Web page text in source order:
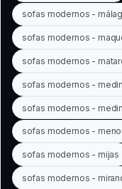
sofas modernos -
sofas modernos -
sofas modernos -
sofas modernos -
sofas modernos -
sofas modernos -
sofas modernos - mijas
sofas modernos -